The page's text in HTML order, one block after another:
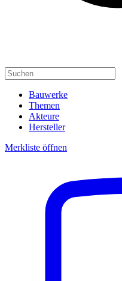
Bauwerke
Themen
Akteure
Hersteller
Merkliste öffnen